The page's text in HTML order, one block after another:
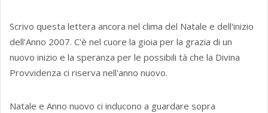
Scrivo questa lettera ancora nel clima del Natale e dell'inizio
dell'Anno 2007. C'è nel cuore la gioia per la grazia di un
nuovo inizio e la speranza per le possibili tà che la Divina
Provvidenza ci riserva nell'anno nuovo.
Natale e Anno nuovo ci inducono a guardare sopra